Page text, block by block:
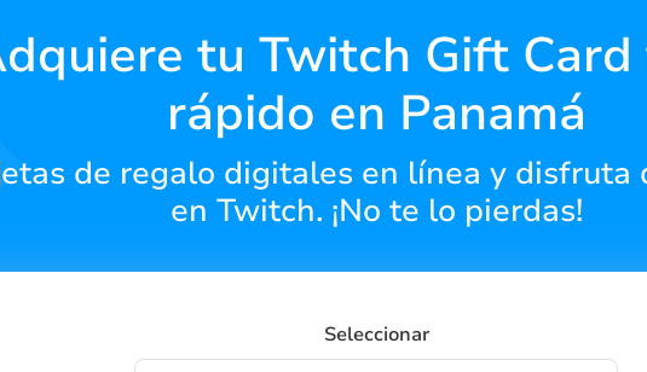
tu Twitch Gift
rápido en Panamá
de regalo digitales en línea y disfruta
en Twitch. ¡No te lo pierdas!
Seleccionar